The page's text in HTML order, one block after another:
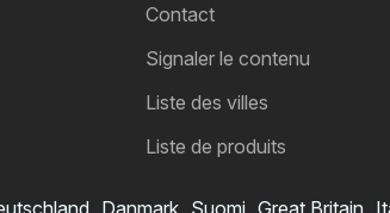
Contact
Signaler le contenu
Liste des villes
Liste de produits
Danmark Suomi Great Britain